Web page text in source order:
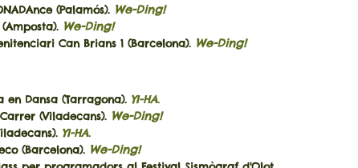
(Palamós). We-Ding!
We-Ding!
Can Brians 1 (Barcelona). We-Ding!
Dansa (Tarragona). YI-HA.
(Viladecans). We-Ding!
YI-HA.
(Barcelona). We-Ding!